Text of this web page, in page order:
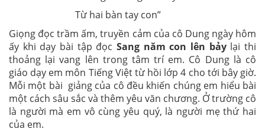
Từ hai bàn tay con”
Giọng đọc trầm ấm, truyền cảm của cô Dung ngày hôm
ấy khi dạy bài tập đọc Sang năm con lên bảy lại thi
thoảng lại vang lên trong tâm trí em. Cô Dung là cô
giáo dạy em môn Tiếng Việt từ hồi lớp 4 cho tới bây giờ.
Mỗi một bài giảng của cô đều khiến chúng em hiểu bài
một cách sâu sắc và thêm yêu văn chương. Ở trường cô
là người mà em vô cùng yêu quý, là người mẹ thứ hai
của em.